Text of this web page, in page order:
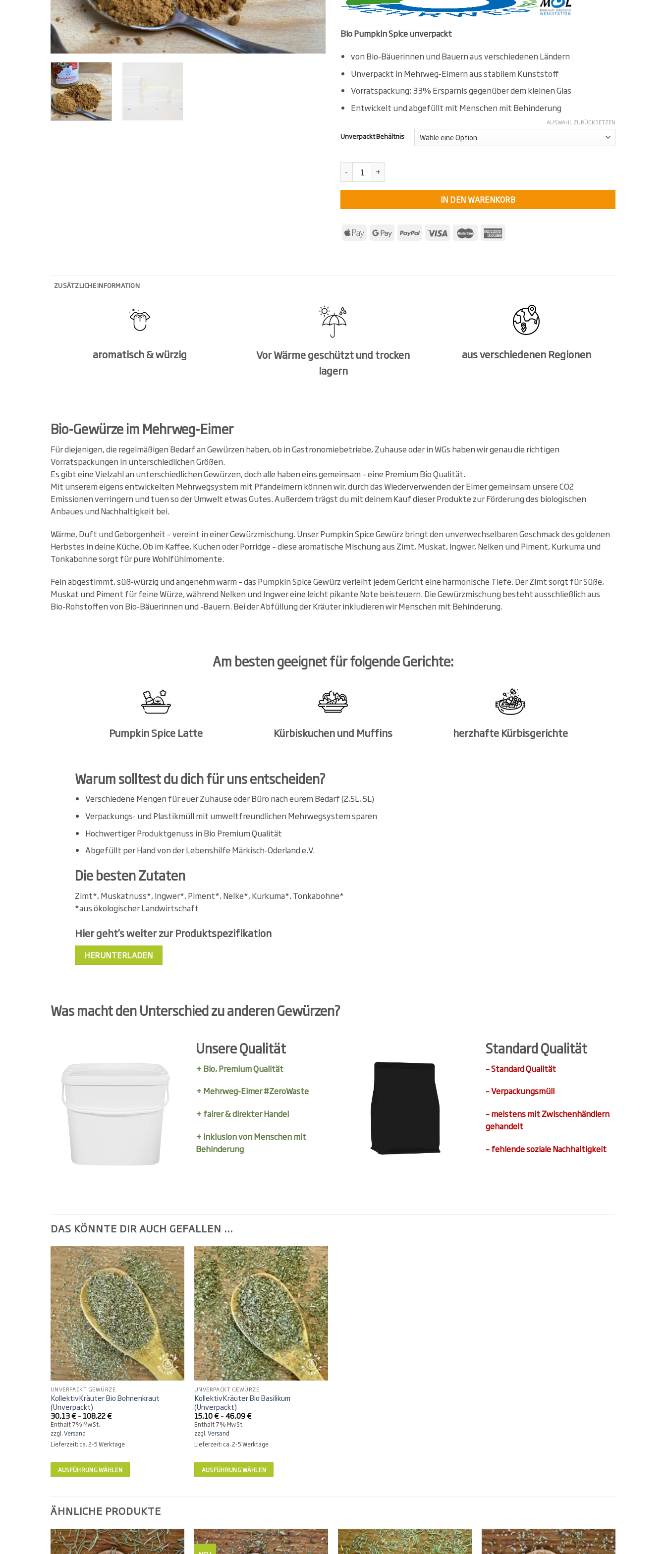
Bio Pumpkin Spice unverpackt
von Bio-Bäuerinnen und Bauern aus verschiedenen Ländern
Unverpackt in Mehrweg-Eimern aus stabilem Kunststoff
Vorratspackung: 33% Ersparnis gegenüber dem kleinen Glas
Entwickelt und abgefüllt mit Menschen mit Behinderung
Unverpackt Behältnis
AUSWAHL ZURÜCKSETZEN
KollektivKräuter Bio Pumpkin Spice (Unverpackt) Menge
IN DEN WARENKORB
ZUSÄTZLICHE INFORMATION
aromatisch & würzig
Vor Wärme geschützt und trocken
lagern
aus verschiedenen Regionen
Bio-Gewürze im Mehrweg-Eimer
Für diejenigen, die regelmäßigen Bedarf an Gewürzen haben, ob in Gastronomiebetriebe, Zuhause oder in WGs haben wir genau die richtigen
Vorratspackungen in unterschiedlichen Größen.
Es gibt eine Vielzahl an unterschiedlichen Gewürzen, doch alle haben eins gemeinsam – eine Premium Bio Qualität.
Mit unserem eigens entwickelten Mehrwegsystem mit Pfandeimern können wir, durch das Wiederverwenden der Eimer gemeinsam unsere CO2
Emissionen verringern und tuen so der Umwelt etwas Gutes. Außerdem trägst du mit deinem Kauf dieser Produkte zur Förderung des biologischen
Anbaues und Nachhaltigkeit bei.
Wärme, Duft und Geborgenheit – vereint in einer Gewürzmischung. Unser Pumpkin Spice Gewürz bringt den unverwechselbaren Geschmack des goldenen
Herbstes in deine Küche. Ob im Kaffee, Kuchen oder Porridge – diese aromatische Mischung aus Zimt, Muskat, Ingwer, Nelken und Piment, Kurkuma und
Tonkabohne sorgt für pure Wohlfühlmomente.
Fein abgestimmt, süß-würzig und angenehm warm – das Pumpkin Spice Gewürz verleiht jedem Gericht eine harmonische Tiefe. Der Zimt sorgt für Süße,
Muskat und Piment für feine Würze, während Nelken und Ingwer eine leicht pikante Note beisteuern. Die Gewürzmischung besteht ausschließlich aus
Bio-Rohstoffen von Bio-Bäuerinnen und -Bauern. Bei der Abfüllung der Kräuter inkludieren wir Menschen mit Behinderung.
Am besten geeignet für folgende Gerichte:
Pumpkin Spice Latte Kürbiskuchen und Muffins herzhafte Kürbisgerichte
Warum solltest du dich für uns entscheiden?
Verschiedene Mengen für euer Zuhause oder Büro nach eurem Bedarf (2,5L, 5L)
Verpackungs- und Plastikmüll mit umweltfreundlichen Mehrwegsystem sparen
Hochwertiger Produktgenuss in Bio Premium Qualität
Abgefüllt per Hand von der Lebenshilfe Märkisch-Oderland e.V.
Die besten Zutaten
Zimt*, Muskatnuss*, Ingwer*, Piment*, Nelke*, Kurkuma*, Tonkabohne*
*aus ökologischer Landwirtschaft
Hier geht’s weiter zur Produktspezifikation
HERUNTERLADEN
Was macht den Unterschied zu anderen Gewürzen?
Unsere Qualität
+ Bio, Premium Qualität
+ Mehrweg-Eimer #ZeroWaste
+ fairer & direkter Handel
+ Inklusion von Menschen mit
Behinderung
Standard Qualität
– Standard Qualität
– Verpackungsmüll
– meistens mit Zwischenhändlern
gehandelt
– fehlende soziale Nachhaltigkeit
DAS KÖNNTE DIR AUCH GEFALLEN …
UNVERPACKT GEWÜRZE
KollektivKräuter Bio Bohnenkraut
(Unverpackt)
30,13€ – 108,22€Preisspanne:
30,13 €
Enthält 7% MwSt.
zzgl.Versand
Lieferzeit: ca. 2-5 Werktage
AUSFÜHRUNG WÄHLEN
weist
mehrere
Varianten
auf.
Die
UNVERPACKT GEWÜRZE
KollektivKräuter Bio Basilikum
(Unverpackt)
15,10€ –46,09€Preisspanne:
15,10 €
Enthält 7% MwSt.
zzgl.Versand
Lieferzeit: ca. 2-5 Werktage
AUSFÜHRUNG WÄHLEN
Varianten
auf.
Die
ÄHNLICHE PRODUKTE